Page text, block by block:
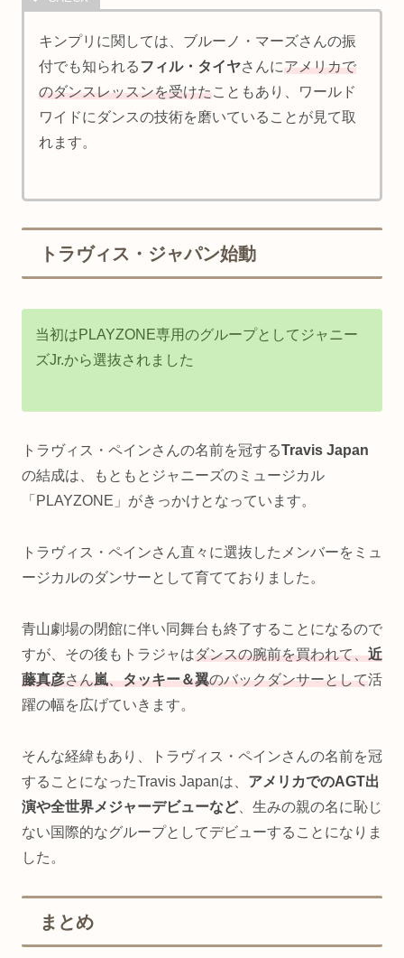
キンプリに関しては、ブルーノ・マーズさんの振
付でも知られるフィル・タイヤさんにアメリカで
のダンスレッスンを受けたこともあり、ワールド
ワイドにダンスの技術を磨いていることが見て取
れます。
トラヴィス・ジャパン始動
当初はPLAYZONE専用のグループとしてジャニー
ズJr.から選抜されました
トラヴィス・ペインさんの名前を冠するTravis Japan
の結成は、もともとジャニーズのミュージカル
「PLAYZONE」がきっかけとなっています。
トラヴィス・ペインさん直々に選抜したメンバーをミュ
ージカルのダンサーとして育てておりました。
青山劇場の閉館に伴い同舞台も終了することになるので
すが、その後もトラジャはダンスの腕前を買われて、近
藤真彦さん嵐、タッキー＆翼のバックダンサーとして活
躍の幅を広げていきます。
そんな経緯もあり、トラヴィス・ペインさんの名前を冠
することになったTravis Japanは、 アメリカでのAGT出
演や全世界メジャーデビューなど、生みの親の名に恥じ
ない国際的なグループとしてデビューすることになりま
した。
まとめ